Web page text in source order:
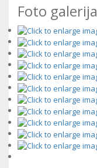
Foto galerija